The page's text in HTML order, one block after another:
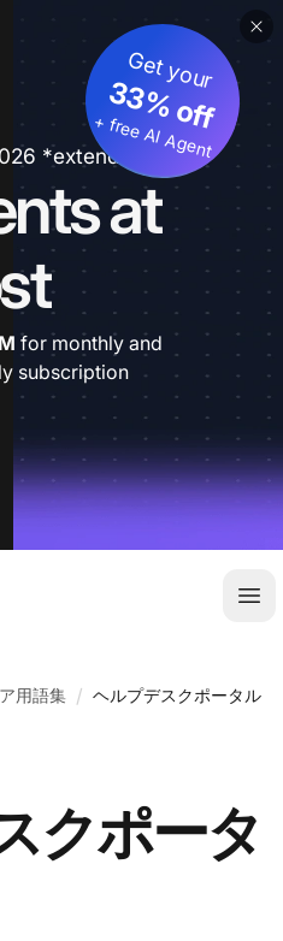
*extended
at
Get your
33% off
+ free AI Agent
for monthly and
subscription
メ
用語集 / ヘルプデスクポータル
クポータ